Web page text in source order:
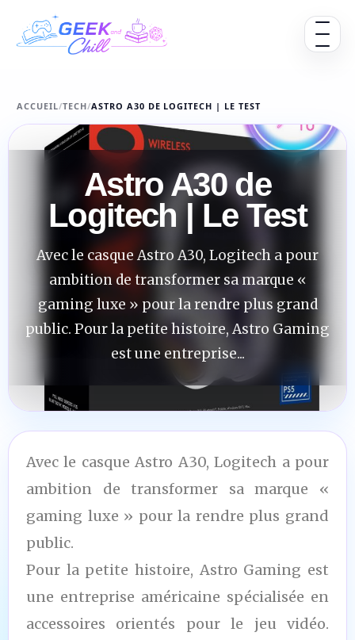
Ouvrir
ACCUEIL/TECH/ASTRO A30 DE LOGITECH | LE TEST
Astro A30 de
Logitech | Le Test
Avec le casque Astro A30, Logitech a pour
ambition de transformer sa marque «
gaming luxe » pour la rendre plus grand
public. Pour la petite histoire, Astro Gaming
est une entreprise...
Avec le casque Astro A30, Logitech a pour
ambition de transformer sa marque «
gaming luxe » pour la rendre plus grand
public.
Pour la petite histoire, Astro Gaming est
une entreprise américaine spécialisée en
accessoires orientés pour le jeu vidéo.